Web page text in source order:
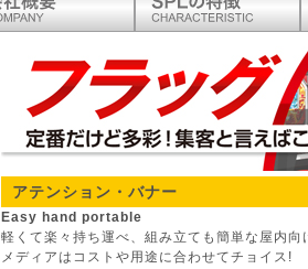
アテンション・バナー
Easy hand portable
軽くて楽々持ち運べ、組み立ても簡単な屋内向
メディアはコストや用途に合わせてチョイス!